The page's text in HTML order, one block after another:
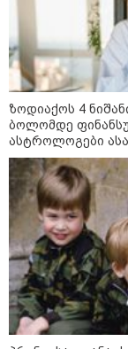
21:03 / 05-08-2026
რამ
გათიშვა -
ზოდიაქოს 4
ბოლომდე
ასტროლოგები